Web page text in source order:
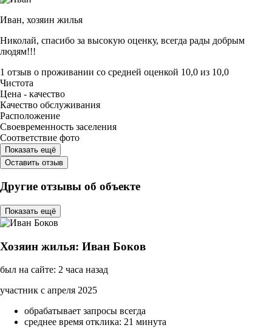
Иван, хозяин жилья
Николай, спасибо за высокую оценку, всегда рады добрым
людям!!!
1 отзыв о проживании со средней оценкой 10,0 из 10,0
Чистота
Цена - качество
Качество обслуживания
Расположение
Своевременность заселения
Соответствие фото
Показать ещё
Оставить отзыв
Другие отзывы об объекте
Показать ещё
Хозяин жилья: Иван Боков
был на сайте: 2 часа назад
участник с апреля 2025
обрабатывает запросы всегда
среднее время отклика: 21 минута